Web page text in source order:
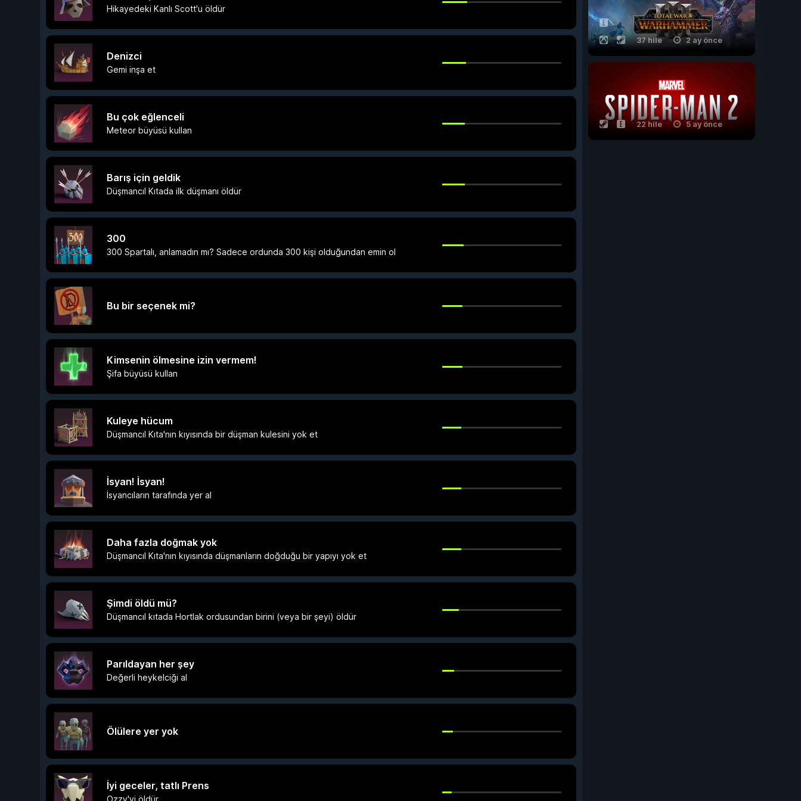
Hikayedeki Kanlı Scott'u öldür
Denizci
Gemi inşa et
Bu çok eğlenceli
Meteor büyüsü kullan
Barış için geldik
Düşmancıl Kıtada ilk düşmanı öldür
300
300 Spartalı, anlamadın mı? Sadece ordunda 300 kişi olduğundan emin ol
Bu bir seçenek mi?
Kimsenin ölmesine izin vermem!
Şifa büyüsü kullan
Kuleye hücum
Düşmancıl Kıta'nın kıyısında bir düşman kulesini yok et
İsyan! İsyan!
İsyancıların tarafında yer al
Daha fazla doğmak yok
Düşmancıl Kıta'nın kıyısında düşmanların doğduğu bir yapıyı yok et
Şimdi öldü mü?
Düşmancıl kıtada Hortlak ordusundan birini (veya bir şeyi) öldür
Parıldayan her şey
Değerli heykelciği al
Ölülere yer yok
İyi geceler, tatlı Prens
Ozzy'yi öldür
37 hile 2 ay önce
22 hile 5 ay önce